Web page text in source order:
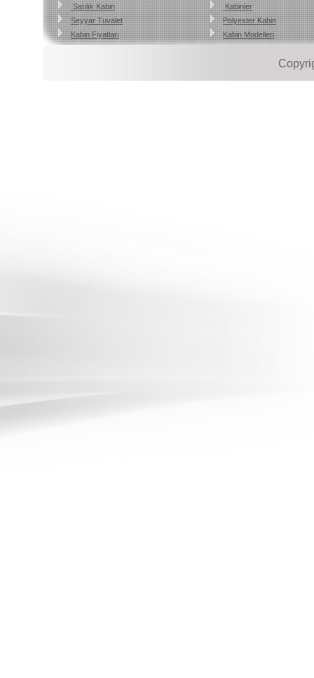
Satılık Kabin
Kabinler
Seyyar Tuvalet
Polyester Kabin
Kabin Fiyatları
Kabin Modelleri